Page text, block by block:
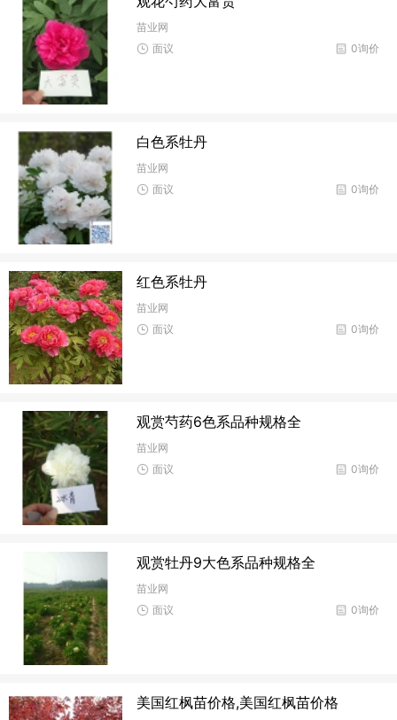
苗业网
0询价
面议
白色系牡丹
苗业网
0询价
面议
红色系牡丹
苗业网
0询价
面议
观赏芍药6色系品种规格全
苗业网
0询价
面议
观赏牡丹9大色系品种规格全
苗业网
0询价
面议
美国红枫苗价格,美国红枫苗价格